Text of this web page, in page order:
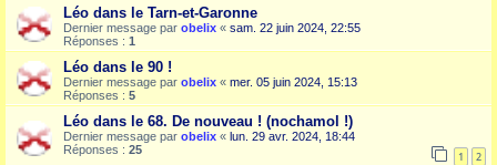
Léo dans le Tarn-et-Garonne
Dernier message par obelix « sam. 22 juin 2024, 22:55
Réponses : 1
Léo dans le 90 !
Dernier message par obelix « mer. 05 juin 2024, 15:13
Réponses : 5
Léo dans le 68. De nouveau ! (nochamol !)
Dernier message par obelix « lun. 29 avr. 2024, 18:44
Réponses : 25 1 2